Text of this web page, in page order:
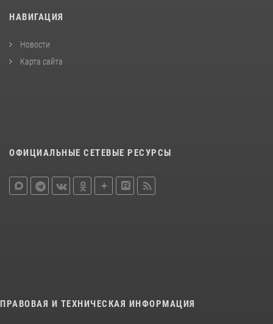
НАВИГАЦИЯ
Новости
Карта сайта
ОФИЦИАЛЬНЫЕ СЕТЕВЫЕ РЕСУРСЫ
ПРАВОВАЯ И ТЕХНИЧЕСКАЯ ИНФОРМАЦИЯ